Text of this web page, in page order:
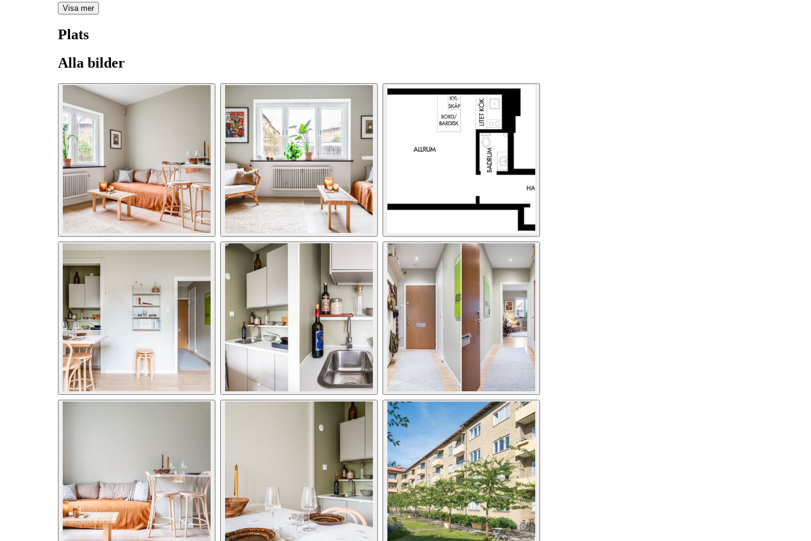
Visa mer
Plats
Alla bilder